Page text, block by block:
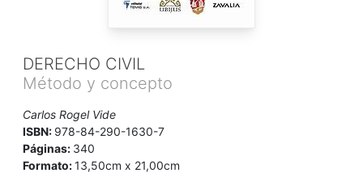
DERECHO CIVIL
Método y concepto
Carlos Rogel Vide
ISBN: 978-84-290-1630-7
Páginas: 340
Formato:13,50cm x 21,00cm